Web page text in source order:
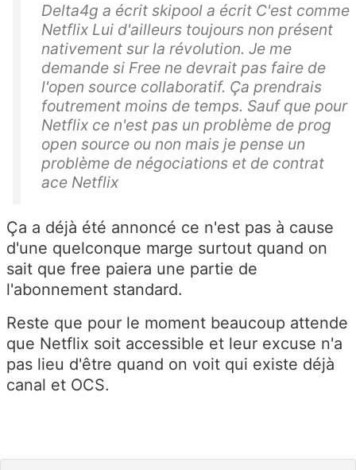
Delta4g a écrit skipool a écrit C'est comme
Netflix Lui d'ailleurs toujours non présent
nativement sur la révolution. Je me
demande si Free ne devrait pas faire de
l'open source collaboratif. Ça prendrais
foutrement moins de temps. Sauf que pour
Netflix ce n'est pas un problème de prog
open source ou non mais je pense un
problème de négociations et de contrat
ace Netflix
Ça a déjà été annoncé ce n'est pas à cause
d'une quelconque marge surtout quand on
sait que free paiera une partie de
l'abonnement standard.
Reste que pour le moment beaucoup attende
que Netflix soit accessible et leur excuse n'a
pas lieu d'être quand on voit qui existe déjà
canal et OCS.